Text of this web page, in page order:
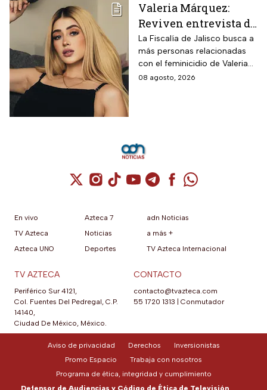
Valeria Márquez:
Reviven entrevista de
Vivian de la torre en
donde se deslindó del
feminicidio de su
amiga
La Fiscalía de Jalisco busca a
más personas relacionadas
con el feminicidio de Valeria
Márquez, mientras vuelve a
08 agosto, 2026
Cuenta de X / Twitter (se abre en una
Cuenta de Instagram (se abre en una
Cuenta de TikTok (se abre en
Cuenta de YouTube (se abre
Cuenta de Telegram (se
Cuenta de
Cuenta de
En vivo
TV Azteca
Azteca UNO
Azteca 7
Noticias
Deportes
adn Noticias
a más +
TV Azteca Internacional
TV AZTECA
Periférico Sur 4121,
Col. Fuentes Del Pedregal, C.P.
14140,
Ciudad De México, México.
CONTACTO
contacto@tvazteca.com
55 1720 1313
Conmutador
Aviso de privacidad Derechos
Inversionistas
Promo Espacio
Trabaja con nosotros
Programa de ética, integridad y cumplimiento
Defensor de Audiencias y Código de Ética de Televisión